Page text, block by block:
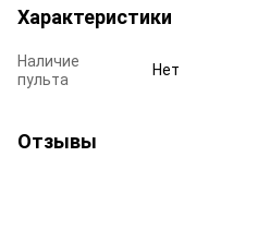
Характеристики
Наличие
пульта
Нет
Отзывы